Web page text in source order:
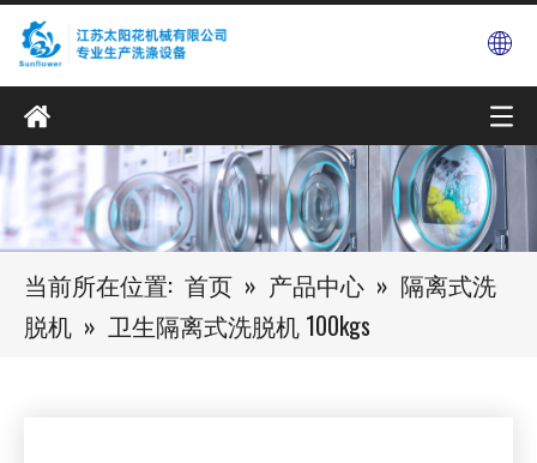
当前所在位置: 首页 » 产品中心 » 隔离式洗
脱机 » 卫生隔离式洗脱机 100kgs